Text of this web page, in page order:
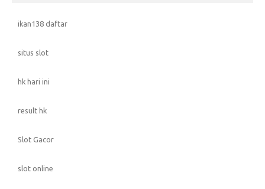
ikan138 daftar
situs slot
hk hari ini
result hk
Slot Gacor
slot online